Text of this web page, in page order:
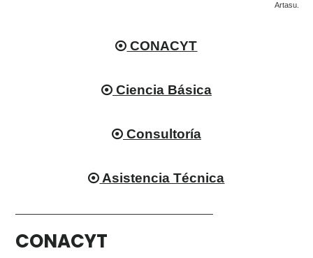
Artasu.
CONACYT
Ciencia Básica
Consultoría
Asistencia Técnica
CONACYT